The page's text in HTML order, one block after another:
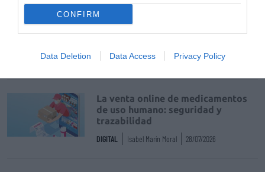
CONFIRM
Data Deletion Data Access Privacy Policy
Producto natural dermatología
La venta online de medicamentos
de uso humano: seguridad y
trazabilidad
DIGITAL Isabel Marín Moral 28/07/2026